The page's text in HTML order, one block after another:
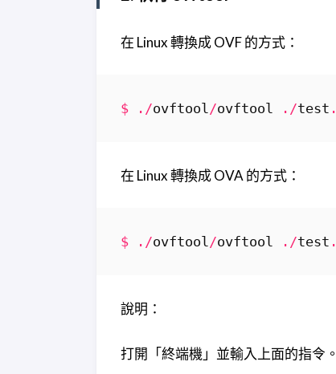
在 Linux 轉換成 OVF 的方式：
$ ./ovftool/ovftool ./test .
在 Linux 轉換成 OVA 的方式：
$ ./ovftool/ovftool ./test .
說明：
打開「終端機」並輸入上面的指令。